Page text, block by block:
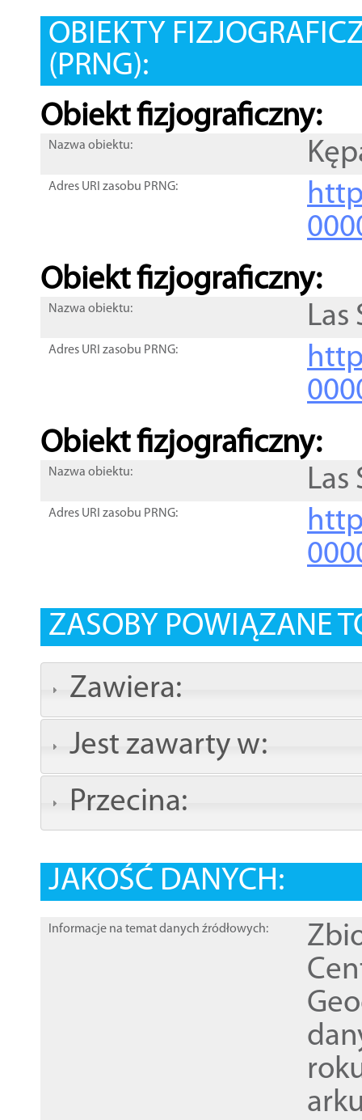
OBIEKTY
(PRNG):
Obiekt fizjograficzny:
Nazwa obiektu:
Adres URI zasobu PRNG:
Obiekt fizjograficzny:
Nazwa obiektu: Las
Adres URI zasobu PRNG:
Obiekt fizjograficzny:
Nazwa obiektu: Las
Adres URI zasobu PRNG:
ZASOBY POWIĄZANE
Zawiera:
Jest zawarty w:
Przecina:
JAKOŚĆ DANYCH:
Informacje na temat danych źródłowych: